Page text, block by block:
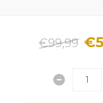
€99,99